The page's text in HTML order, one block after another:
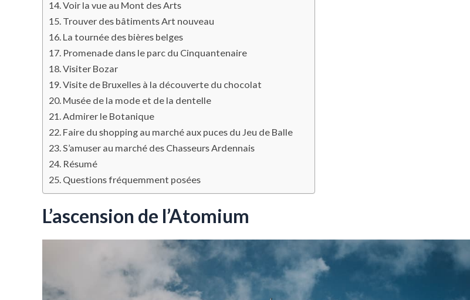
Voir la vue au Mont des Arts
Trouver des bâtiments Art nouveau
La tournée des bières belges
Promenade dans le parc du Cinquantenaire
Visiter Bozar
Visite de Bruxelles à la découverte du chocolat
Musée de la mode et de la dentelle
Admirer le Botanique
Faire du shopping au marché aux puces du Jeu de Balle
S’amuser au marché des Chasseurs Ardennais
Résumé
Questions fréquemment posées
L’ascension de l’Atomium